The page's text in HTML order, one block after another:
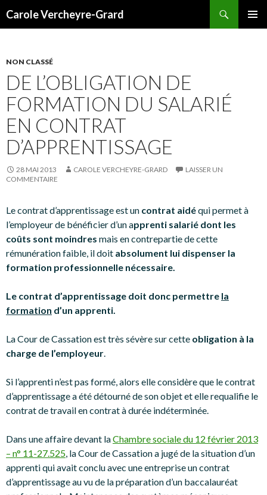
Carole Vercheyre-Grard
NON CLASSÉ
DE L’OBLIGATION DE
FORMATION DU SALARIÉ
EN CONTRAT
D’APPRENTISSAGE
28 MAI 2013 CAROLE VERCHEYRE-GRARD
LAISSER UN
COMMENTAIRE
Le contrat d’apprentissage est un contrat aidéqui permet à
l’employeur de bénéficier d’un apprenti salarié dont les
coûts sont moindres mais en contrepartie de cette
rémunération faible, il doit absolument lui dispenser la
formation professionnelle nécessaire.
Le contrat d’apprentissage doit donc permettre la
formation d’un apprenti.
La Cour de Cassation est très sévère sur cette obligation à la
charge de l’employeur.
Si l’apprenti n’est pas formé, alors elle considère que le contrat
d’apprentissage a été détourné de son objet et elle requalifie le
contrat de travail en contrat à durée indéterminée.
Dans une affaire devant laChambre sociale du 12 février 2013
– n° 11-27.525, la Cour de Cassation a jugé de la situation d’un
apprenti qui avait conclu avec une entreprise un contrat
d’apprentissage au vu de la préparation d’un baccalauréat